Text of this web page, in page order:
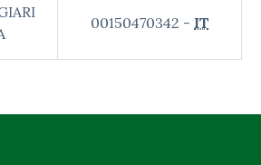
00150470342 - IT